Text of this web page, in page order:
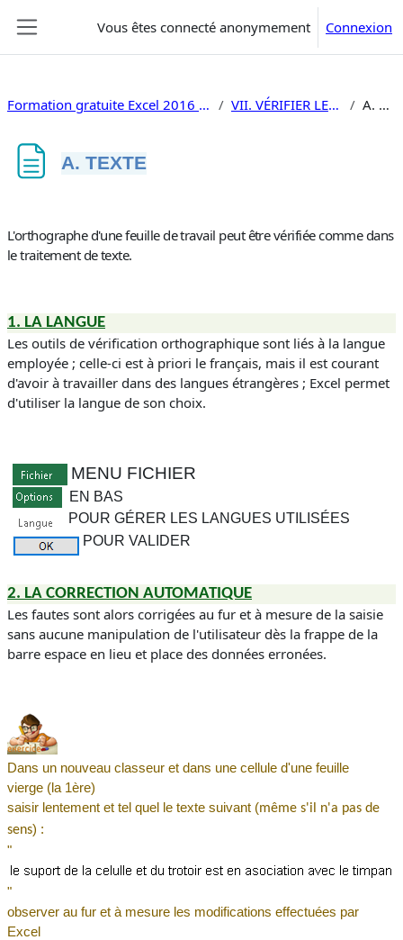
Vous êtes connecté anonymement Connexion
Formation gratuite Excel 2016 Faire un tableau VII. VÉRIFIER LE CLASSEUR A. TEXTE
A. TEXTE
L'orthographe d'une feuille de travail peut être vérifiée comme dans
le traitement de texte.
1. LA LANGUE
Les outils de vérification orthographique sont liés à la langue
employée ; celle-ci est à priori le français, mais il est courant
d'avoir à travailler dans des langues étrangères ; Excel permet
d'utiliser la langue de son choix.
MENU FICHIER
EN BAS
POUR GÉRER LES LANGUES UTILISÉES
POUR VALIDER
2. LA CORRECTION AUTOMATIQUE
Les fautes sont alors corrigées au fur et à mesure de la saisie
sans aucune manipulation de l'utilisateur dès la frappe de la
barre espace en lieu et place des données erronées.
Dans un nouveau classeur et dans une cellule d'une feuille
vierge (la 1ère)
saisir lentement et tel quel le texte suivant (même s'il n'a pas de
sens) :
"
"
observer au fur et à mesure les modifications effectuées par
Excel